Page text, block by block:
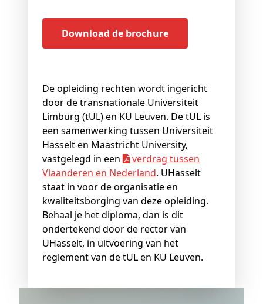
Download de brochure
De opleiding rechten wordt ingericht
door de transnationale Universiteit
Limburg (tUL) en KU Leuven. De tUL is
een samenwerking tussen Universiteit
Hasselt en Maastricht University,
vastgelegd in een
verdrag tussen
Vlaanderen en Nederland. UHasselt
staat in voor de organisatie en
kwaliteitsborging van deze opleiding.
Behaal je het diploma, dan is dit
ondertekend door de rector van
UHasselt, in uitvoering van het
reglement van de tUL en KU Leuven.